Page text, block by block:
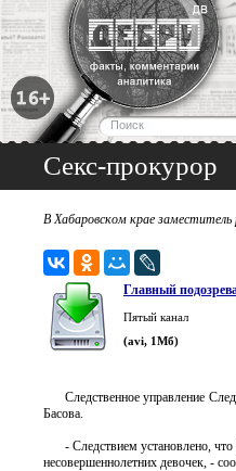
Секс-прокурор
В Хабаровском крае заместитель
Главный
Пятый канал
(avi, 1Мб)
Следственное управление
Басова.
- Следствием установлено,
несовершеннолетних девочек, -